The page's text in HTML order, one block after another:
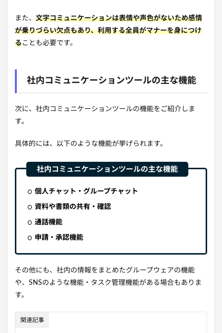
また、 文字コミュニケーションは表情や声色がないため感情
が乗りづらい欠点もあり、利用する全員がマナーを身につけ
ることも必要です。
社内コミュニケーションツールの主な機能
次に、社内コミュニケーションツールの機能をご紹介しま
す。
具体的には、以下のような機能が挙げられます。
個人チャット・グループチャット
資料や書類の共有・確認
通話機能
申請・承認機能
その他にも、社内の情報をまとめたグループウェアの機能
や、SNSのような機能・タスク管理機能がある場合もありま
す。
関連記事